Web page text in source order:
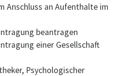
Anschluss an Aufenthalte im
beantragen
einer Gesellschaft
Psychologischer